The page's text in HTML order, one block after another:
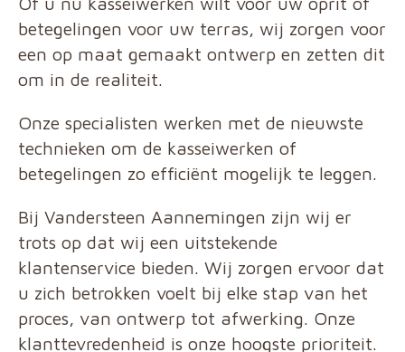
betegelingen voor uw terras, wij zorgen voor
een op maat gemaakt ontwerp en zetten dit
om in de realiteit.
Onze specialisten werken met de nieuwste
technieken om de kasseiwerken of
betegelingen zo efficiënt mogelijk te leggen.
Bij Vandersteen Aannemingen zijn wij er
trots op dat wij een uitstekende
klantenservice bieden. Wij zorgen ervoor dat
u zich betrokken voelt bij elke stap van het
proces, van ontwerp tot afwerking. Onze
klanttevredenheid is onze hoogste prioriteit.